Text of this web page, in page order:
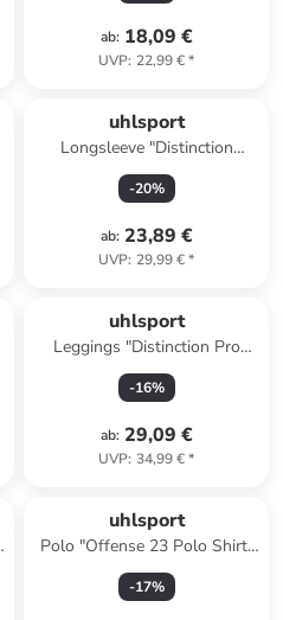
ab: 18,09 €
UVP: 22,99 €*
uhlsport
Longsleeve "Distinction
Colors Baselayer" in Blau
-20%
ab: 23,89 €
UVP: 29,99 €*
uhlsport
Leggings "Distinction Pro
Long Tights" in Schwarz
-16%
ab: 29,09 €
UVP: 34,99 €*
uhlsport
Polo "Offense 23 Polo Shirt"
in Schwarz
-17%